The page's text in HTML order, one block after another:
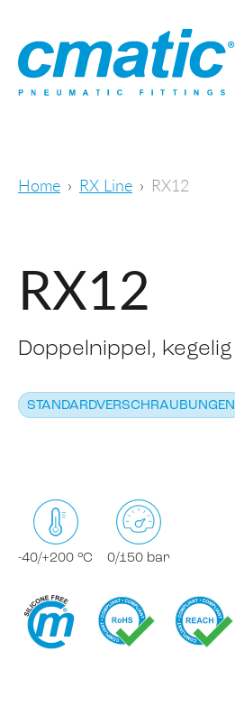
Home RX Line RX12
RX12
Doppelnippel, kegelig
STANDARDVERSCHRAUBUNGEN
-40/+200 °C 0/150 bar